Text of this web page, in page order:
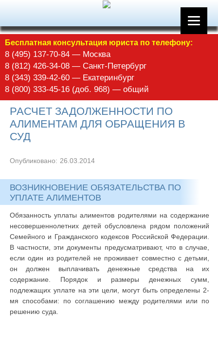
Бесплатная консультация юриста по телефону:
8 (495) 137-70-84 — Москва
8 (812) 426-34-08 — Санкт-Петербург
8 (343) 339-42-60 — Екатеринбург
8 (800) 333-45-16 (доб. 968) — общий
РАСЧЕТ ЗАДОЛЖЕННОСТИ ПО
АЛИМЕНТАМ ДЛЯ ОБРАЩЕНИЯ В
СУД
Опубликовано: 26.03.2014
ВОЗНИКНОВЕНИЕ ОБЯЗАТЕЛЬСТВА ПО
УПЛАТЕ АЛИМЕНТОВ
Обязанность уплаты алиментов родителями на содержание
несовершеннолетних детей обусловлена рядом положений
Семейного и Гражданского кодексов Российской Федерации.
В частности, эти документы предусматривают, что в случае,
если один из родителей не проживает совместно с детьми,
он должен выплачивать денежные средства на их
содержание. Порядок и размеры денежных сумм,
подлежащих уплате на эти цели, могут быть определены 2-
мя способами: по соглашению между родителями или по
решению суда.